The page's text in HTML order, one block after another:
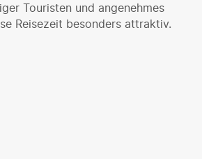
Touristen und angenehmes
Reisezeit besonders attraktiv.